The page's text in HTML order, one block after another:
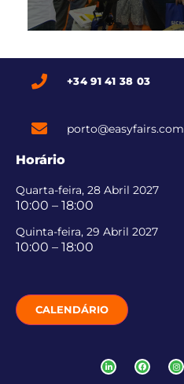
+34 91 41 38 03
porto@easyfairs.com
Horário
Quarta-feira, 28 Abril 2027
10:00 – 18:00
Quinta-feira, 29 Abril 2027
10:00 – 18:00
CALENDÁRIO